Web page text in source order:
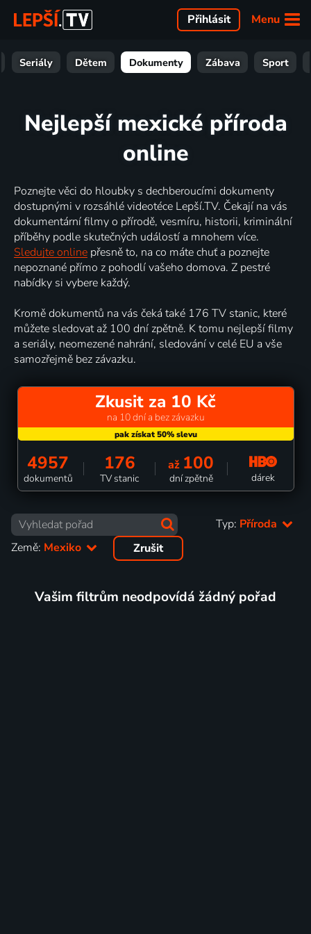
Menu
Přihlásit
Seriály Dětem Dokumenty Zábava Sport
Nejlepší mexické příroda
online
Poznejte věci do hloubky s dechberoucími dokumenty
dostupnými v rozsáhlé videotéce Lepší.TV. Čekají na vás
dokumentární filmy o přírodě, vesmíru, historii, kriminální
příběhy podle skutečných událostí a mnohem více.
Sledujte online přesně to, na co máte chuť a poznejte
nepoznané přímo z pohodlí vašeho domova. Z pestré
nabídky si vybere každý.
Kromě dokumentů na vás čeká také 176 TV stanic, které
můžete sledovat až 100 dní zpětně. K tomu nejlepší filmy
a seriály, neomezené nahrání, sledování v celé EU a vše
samozřejmě bez závazku.
Zkusit za 10 Kč
na 10 dní a bez závazku
4957
dokumentů
176
TV stanic
až 100
dní zpětně dárek
Typ: Příroda
Země: Mexiko Zrušit
Vašim filtrům neodpovídá žádný pořad